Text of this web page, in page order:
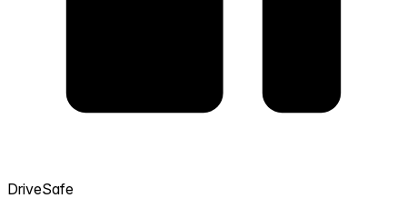
DriveSafe